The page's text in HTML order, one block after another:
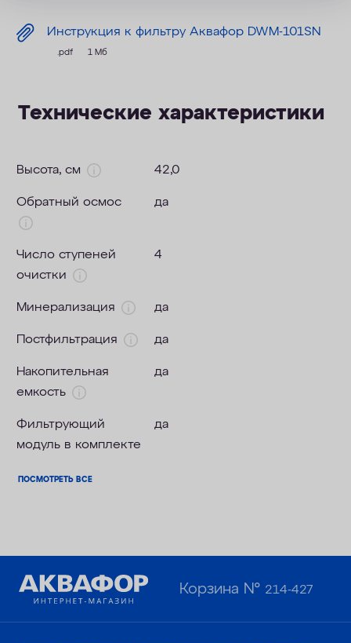
Инструкция к фильтру Аквафор DWM-101SN
.pdf 1 Мб
Технические характеристики
Высота, см 42,0
Обратный осмос да
Число ступеней
очистки
4
Минерализация да
Постфильтрация да
Накопительная
емкость
да
Фильтрующий
модуль в комплекте
да
ПОСМОТРЕТЬ ВСЕ
Корзина № 214-427